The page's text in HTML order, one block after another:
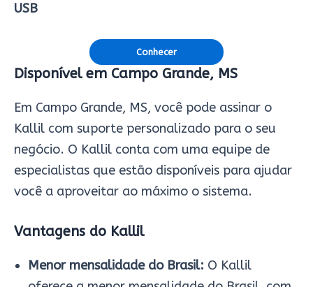
USB
Conhecer
Disponível em Campo Grande, MS
Em Campo Grande, MS, você pode assinar o
Kallil com suporte personalizado para o seu
negócio. O Kallil conta com uma equipe de
especialistas que estão disponíveis para ajudar
você a aproveitar ao máximo o sistema.
Vantagens do Kallil
Menor mensalidade do Brasil: O Kallil